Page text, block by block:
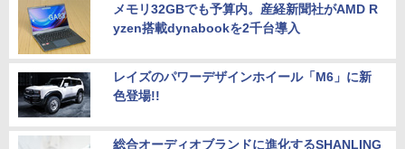
メモリ32GBでも予算内。産経新聞社がAMD R
yzen搭載dynabookを2千台導入
レイズのパワーデザインホイール「M6」に新
色登場!!
総合オーディオブランドに進化するSHANLING